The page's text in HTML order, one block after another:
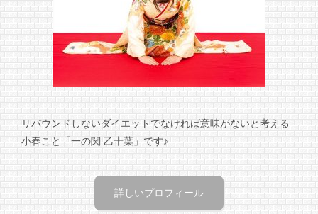
リバウンドしないダイエットでなければ意味がないと考える
小春こと「一の関 乙十葉」です♪
詳しいプロフィール